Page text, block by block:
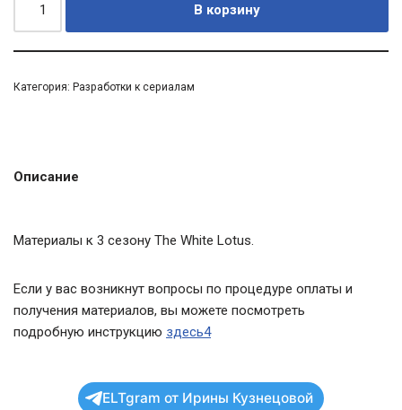
В корзину
Категория: Разработки к сериалам
Описание
Материалы к 3 сезону The White Lotus.
Если у вас возникнут вопросы по процедуре оплаты и
получения материалов, вы можете посмотреть
подробную инструкцию здесь4
ELTgram от Ирины Кузнецовой